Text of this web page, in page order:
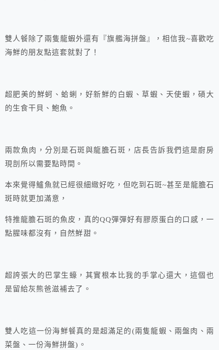
雙人餐除了兩隻龍蝦外還有『旗艦海拼盤』，相信我~喜歡吃
海鮮的朋友點這套就對了！
超肥美的鮮蚵、蛤蜊，好新鮮的白蝦、草蝦、天使蝦，碩大
的生食干貝、鮑魚。
兩款魚肉，分別是石斑與龍膽石斑，店長告訴我們這是廚房
現剖所以需要點時間。
本來覺得鱸魚就已經很細緻好吃，但吃到石斑~甚至是龍膽石
斑時就更加滿意，
特推龍膽石斑的魚皮，真的QQ彈彈好有膠原蛋白的口感，一
點腥味都沒有，自然鮮甜。
超誇張大的巴掌生蠔，其實根本比我的手掌心還大，這個也
是留給灰熊爸滋補去了。
雙人吃這一份海鮮餐真的是超滿足的(兩隻龍蝦、兩盤肉、兩
菜盤、一份海鮮拼盤)。